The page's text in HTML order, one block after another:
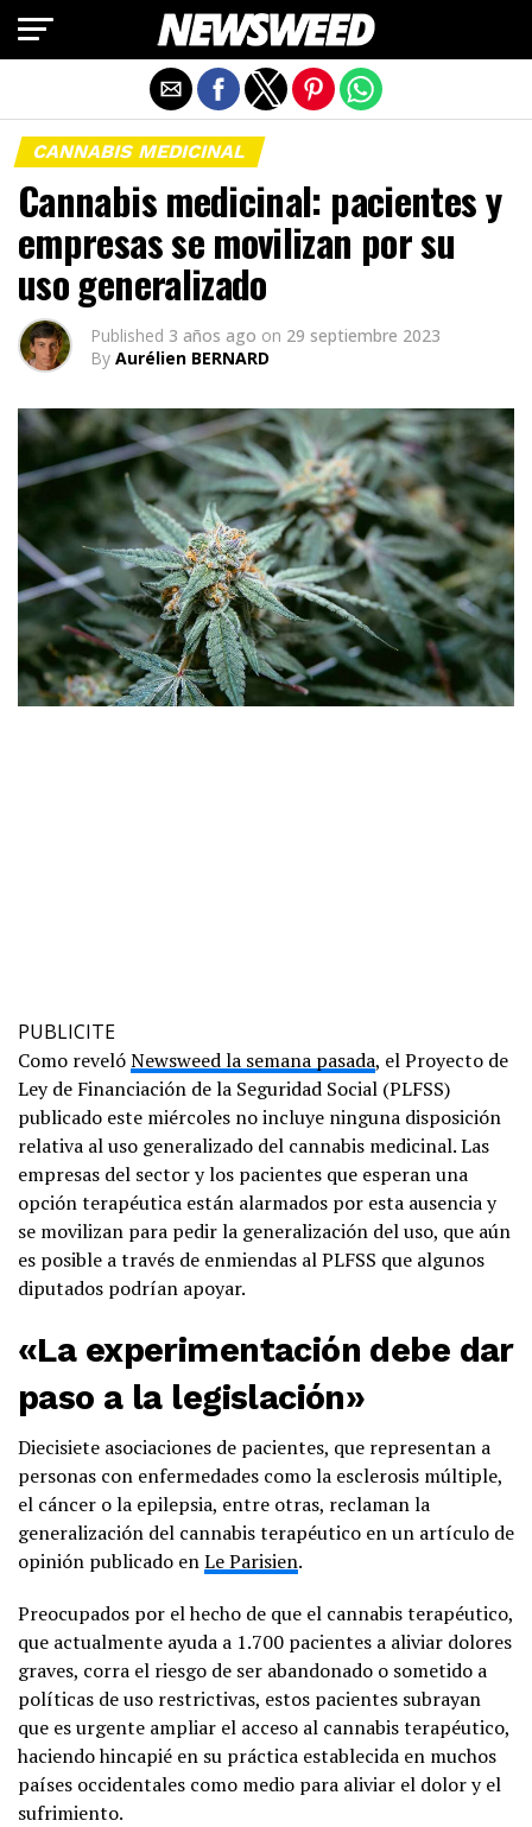
CANNABIS MEDICINAL
Cannabis medicinal: pacientes y
empresas se movilizan por su
uso generalizado
Published 3 años ago on 29 septiembre 2023
By Aurélien BERNARD
PUBLICITE
Como revelóNewsweed la semana pasada, el Proyecto de
Ley de Financiación de la Seguridad Social (PLFSS)
publicado este miércoles no incluye ninguna disposición
relativa al uso generalizado del cannabis medicinal. Las
empresas del sector y los pacientes que esperan una
opción terapéutica están alarmados por esta ausencia y
se movilizan para pedir la generalización del uso, que aún
es posible a través de enmiendas al PLFSS que algunos
diputados podrían apoyar.
«La experimentación debe dar
paso a la legislación»
Diecisiete asociaciones de pacientes, que representan a
personas con enfermedades como la esclerosis múltiple,
el cáncer o la epilepsia, entre otras, reclaman la
generalización del cannabis terapéutico en un artículo de
opinión publicado enLe Parisien.
Preocupados por el hecho de que el cannabis terapéutico,
que actualmente ayuda a 1.700 pacientes a aliviar dolores
graves, corra el riesgo de ser abandonado o sometido a
políticas de uso restrictivas, estos pacientes subrayan
que es urgente ampliar el acceso al cannabis terapéutico,
haciendo hincapié en su práctica establecida en muchos
países occidentales como medio para aliviar el dolor y el
sufrimiento.
Salir de la versión móvil